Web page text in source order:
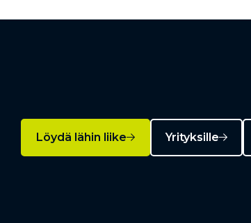
Löydä lähin liike Yrityksille